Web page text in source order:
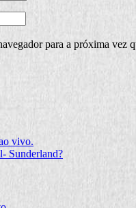
para a próxima vez
vivo.
Sunderland?